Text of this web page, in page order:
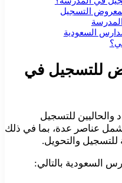
التسجيل
السعودية
للتسجيل في
للتسجيل
عناصر عدة، بما في ذلك
للتسجيل والتحويل.
السعودية بالتالي: